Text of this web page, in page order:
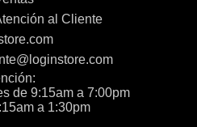
al Cliente
de 9:15am a 7:00pm
a 1:30pm